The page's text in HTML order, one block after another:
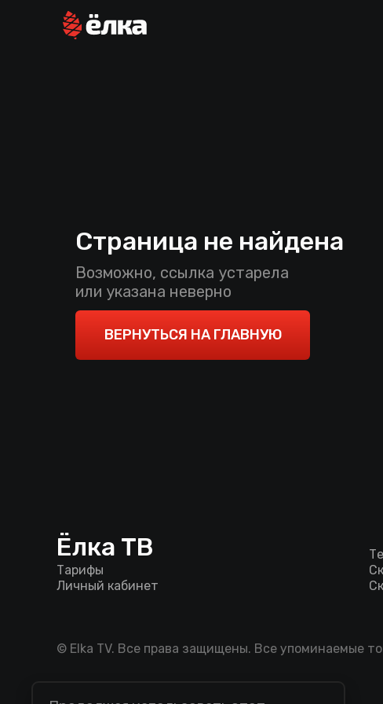
Страница не найдена
Возможно, ссылка устарела
или указана неверно
ВЕРНУТЬСЯ НА ГЛАВНУЮ
Ёлка ТВ
Тарифы
Личный кабинет
© Elka TV. Все права защищены. Все упоминаемые